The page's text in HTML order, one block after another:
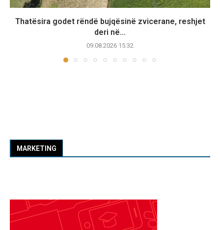
Thatësira godet rëndë bujqësinë zvicerane, reshjet
deri në...
09.08.2026 15:32
MARKETING